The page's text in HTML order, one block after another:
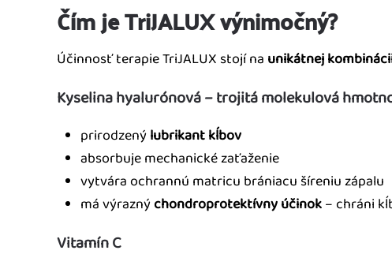
Čím je TriJALUX výnimočný?
Účinnosť terapie TriJALUX stojí na unikátnej
Kyselina hyalurónová – trojitá molekulová
prirodzenýlubrikant kĺbov
absorbuje mechanické zaťaženie
vytvára ochrannú matricu brániacu šíreniu zápalu
má výraznýchondroprotektívny účinok– chráni
Vitamín C